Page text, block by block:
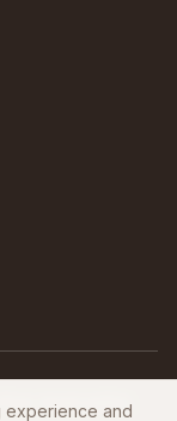
reservados.
experience and